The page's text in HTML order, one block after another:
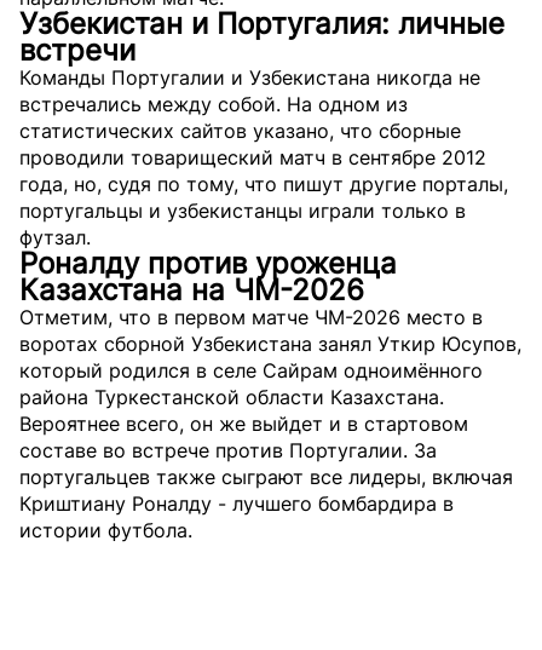
Узбекистан и Португалия: личные
встречи
Команды Португалии и Узбекистана никогда не
встречались между собой. На одном из
статистических сайтов указано, что сборные
проводили товарищеский матч в сентябре 2012
года, но, судя по тому, что пишут другие порталы,
португальцы и узбекистанцы играли только в
футзал.
Роналду против уроженца
Казахстана на ЧМ-2026
Отметим, что в первом матче ЧМ-2026 место в
воротах сборной Узбекистана занял Уткир Юсупов,
который родился в селе Сайрам одноимённого
района Туркестанской области Казахстана.
Вероятнее всего, он же выйдет и в стартовом
составе во встрече против Португалии. За
португальцев также сыграют все лидеры, включая
Криштиану Роналду - лучшего бомбардира в
истории футбола.